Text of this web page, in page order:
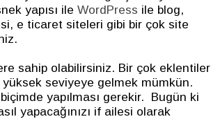
yapısı ile WordPress ile blog,
e ticaret siteleri gibi bir çok site
sahip olabilirsiniz. Bir çok eklentiler
seviyeye gelmek mümkün.
yapılması gerekir. Bugün ki
yapacağınızı if ailesi olarak